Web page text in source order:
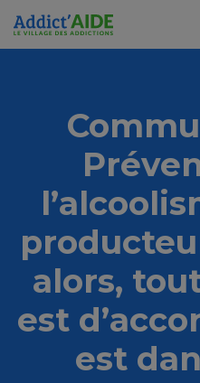
Aller au contenu principal
alors,
est
est
Panneau de gestion des